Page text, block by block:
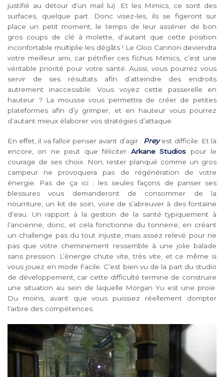
justifié au détour d’un mail lu). Et les Mimics, ce sont des
surfaces, quelque part. Donc visez-les, ils se figeront sur
place un petit moment, le temps de leur asséner de bon
gros coups de clé à molette, d’autant que cette position
inconfortable multiplie les dégâts ! Le Gloo Cannon deviendra
votre meilleur ami, car pétrifier ces fichus Mimics, c’est une
véritable priorité pour votre santé. Aussi, vous pourrez vous
servir de ses résultats afin d’atteindre des endroits
autrement inaccessible. Vous voyez cette passerelle en
hauteur ? La mousse vous permettra de créer de petites
plateformes afin d’y grimper, et en hauteur vous pourrez
d’autant mieux élaborer vos stratégies d’attaque.
En effet, il va falloir penser avant d’agir : Preyest difficile. Et là
encore, on ne peut que féliciter Arkane Studios pour le
courage de ses choix. Non, rester planqué comme un gros
campeur ne provoquera pas de régénération de votre
énergie. Pas de ça ici : les seules façons de panser ses
blessures vous demanderont de consommer de la
nourriture, un kit de soin, voire de s’abreuver à des fontaine
d’eau. Un rapport à la gestion de la santé typiquement à
l’ancienne, donc, et cela fonctionne du tonnerre, en créant
un challenge pas du tout injuste, mais assez relevé pour ne
pas que votre cheminement ressemble à une jolie balade
sans pression. L’énergie chute vite, très vite, et ce même si
vous jouez en mode Facile. C’est bien vu de la part du studio
de développement, car cette difficulté termine de construire
une situation au sein de laquelle Morgan Yu est une proie.
Du moins, avant que vous puissiez réellement dompter
l’arbre des compétences.